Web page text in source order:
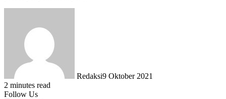
Redaksi9 Oktober 2021
2 minutes read
Follow Us